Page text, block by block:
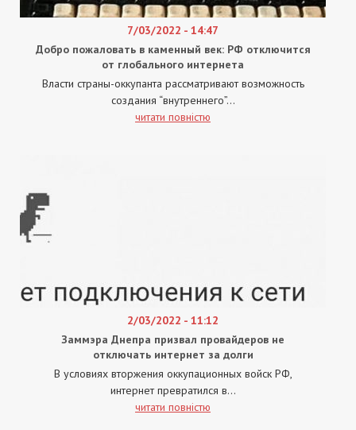
7/03/2022 - 14:47
Добро пожаловать в каменный век: РФ отключится
от глобального интернета
Власти страны-оккупанта рассматривают возможность
создания “внутреннего”...
читати повністю
2/03/2022 - 11:12
Заммэра Днепра призвал провайдеров не
отключать интернет за долги
В условиях вторжения оккупационных войск РФ,
интернет превратился в...
читати повністю